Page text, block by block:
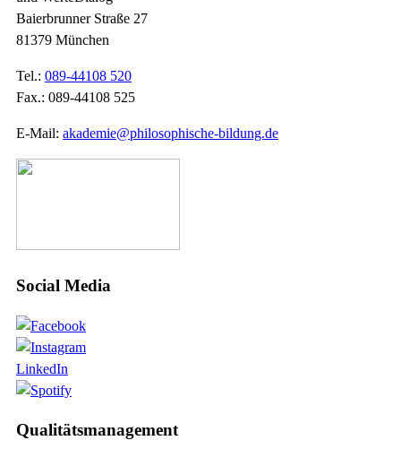
Baierbrunner Straße 27
81379 München
Tel.: 089-44108 520
Fax.: 089-44108 525
E-Mail: akademie@philosophische-bildung.de
Social Media
LinkedIn
Qualitätsmanagement